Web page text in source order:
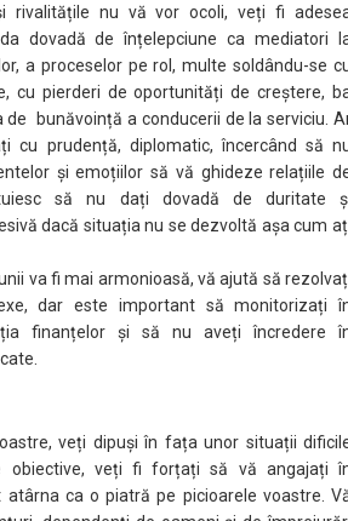
rivalitățile nu vă vor ocoli, veți fi
dovadă de înțelepciune ca mediatori
a proceselor pe rol, multe soldându-se
cu pierderi de oportunități de creștere,
de bunăvoință a conducerii de la serviciu.
cu prudență, diplomatic, încercând să
și emoțiilor să vă ghideze relațiile
să nu dați dovadă de duritate
dacă situația nu se dezvoltă așa cum
va fi mai armonioasă, vă ajută să
dar este important să monitorizați
finanțelor și să nu aveți încredere
veți dipuși în fața unor situații
obiective, veți fi forțați să vă angajați
ca o piatră pe picioarele voastre.